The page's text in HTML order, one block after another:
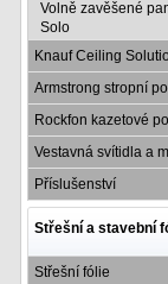
Volně zavěšené
Solo
Knauf Ceiling
Armstrong stropní
Rockfon kazetové
Vestavná svítidla a
Příslušenství
Střešní a stavební
Střešní fólie